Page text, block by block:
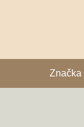
Značka